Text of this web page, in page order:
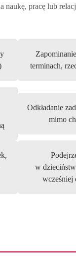
pracę lub
terminach,
Odkładanie
mimo
w
wcześniej